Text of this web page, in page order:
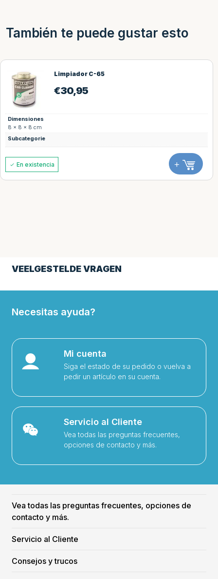
También te puede gustar esto
Limpiador C-65
€30,95
Dimensiones
8 × 8 × 8 cm
Subcategorie
En existencia +
VEELGESTELDE VRAGEN
Necesitas ayuda?
Mi cuenta
Siga el estado de su pedido o vuelva a
pedir un artículo en su cuenta.
Servicio al Cliente
Vea todas las preguntas frecuentes,
opciones de contacto y más.
Vea todas las preguntas frecuentes, opciones de
contacto y más.
Servicio al Cliente
Consejos y trucos